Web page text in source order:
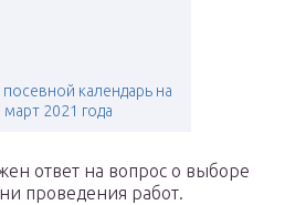
календарь на
март 2021 года
ответ на вопрос о выборе
проведения работ.